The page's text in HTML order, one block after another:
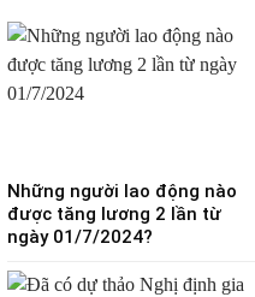
Những người lao động nào
được tăng lương 2 lần từ
ngày 01/7/2024?